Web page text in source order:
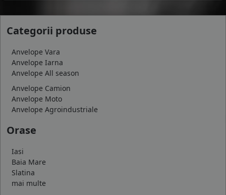
Categorii produse
Anvelope Vara
Anvelope Iarna
Anvelope All season
Anvelope Camion
Anvelope Moto
Anvelope Agroindustriale
Orase
Iasi
Baia Mare
Slatina
mai multe